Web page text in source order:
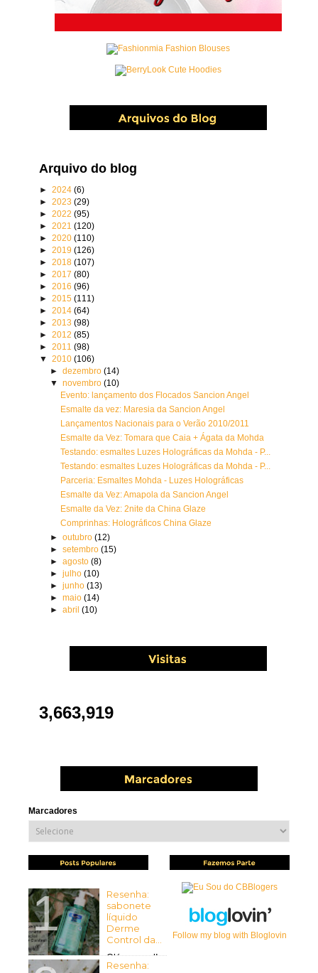
Arquivo do blog
►2024(6)
►2023(29)
►2022(95)
►2021(120)
►2020(110)
►2019(126)
►2018(107)
►2017(80)
►2016(96)
►2015(111)
►2014(64)
►2013(98)
►2012(85)
►2011(98)
▼2010(106)
► dezembro (14)
▼ novembro (10)
Evento: lançamento dos Flocados Sancion Angel
Esmalte da vez: Maresia da Sancion Angel
Lançamentos Nacionais para o Verão 2010/2011
Esmalte da Vez: Tomara que Caia + Ágata da Mohda
Testando: esmaltes Luzes Holográficas da Mohda - P...
Testando: esmaltes Luzes Holográficas da Mohda - P...
Parceria: Esmaltes Mohda - Luzes Holográficas
Esmalte da Vez: Amapola da Sancion Angel
Esmalte da Vez: 2nite da China Glaze
Comprinhas: Holográficos China Glaze
► outubro (12)
► setembro (15)
► agosto (8)
► julho (10)
► junho (13)
► maio (14)
► abril (10)
3,663,919
Marcadores
Resenha:
sabonete
líquido
Derme
Control da...
Olá pessoal!
Tudo bem com vocês? Espero
Resenha:
Follow my blog with Bloglovin